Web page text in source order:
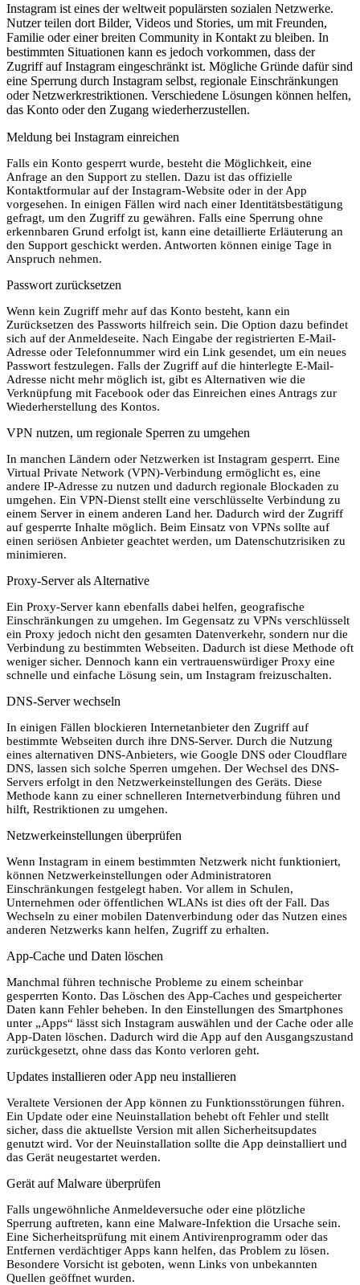
Instagram ist eines der weltweit populärsten sozialen Netzwerke.
Nutzer teilen dort Bilder, Videos und Stories, um mit Freunden,
Familie oder einer breiten Community in Kontakt zu bleiben. In
bestimmten Situationen kann es jedoch vorkommen, dass der
Zugriff auf Instagram eingeschränkt ist. Mögliche Gründe dafür sind
eine Sperrung durch Instagram selbst, regionale Einschränkungen
oder Netzwerkrestriktionen. Verschiedene Lösungen können helfen,
das Konto oder den Zugang wiederherzustellen.
Meldung bei Instagram einreichen
Falls ein Konto gesperrt wurde, besteht die Möglichkeit, eine
Anfrage an den Support zu stellen. Dazu ist das offizielle
Kontaktformular auf der Instagram-Website oder in der App
vorgesehen. In einigen Fällen wird nach einer Identitätsbestätigung
gefragt, um den Zugriff zu gewähren. Falls eine Sperrung ohne
erkennbaren Grund erfolgt ist, kann eine detaillierte Erläuterung an
den Support geschickt werden. Antworten können einige Tage in
Anspruch nehmen.
Passwort zurücksetzen
Wenn kein Zugriff mehr auf das Konto besteht, kann ein
Zurücksetzen des Passworts hilfreich sein. Die Option dazu befindet
sich auf der Anmeldeseite. Nach Eingabe der registrierten E-Mail-
Adresse oder Telefonnummer wird ein Link gesendet, um ein neues
Passwort festzulegen. Falls der Zugriff auf die hinterlegte E-Mail-
Adresse nicht mehr möglich ist, gibt es Alternativen wie die
Verknüpfung mit Facebook oder das Einreichen eines Antrags zur
Wiederherstellung des Kontos.
VPN nutzen, um regionale Sperren zu umgehen
In manchen Ländern oder Netzwerken ist Instagram gesperrt. Eine
Virtual Private Network (VPN)-Verbindung ermöglicht es, eine
andere IP-Adresse zu nutzen und dadurch regionale Blockaden zu
umgehen. Ein VPN-Dienst stellt eine verschlüsselte Verbindung zu
einem Server in einem anderen Land her. Dadurch wird der Zugriff
auf gesperrte Inhalte möglich. Beim Einsatz von VPNs sollte auf
einen seriösen Anbieter geachtet werden, um Datenschutzrisiken zu
minimieren.
Proxy-Server als Alternative
Ein Proxy-Server kann ebenfalls dabei helfen, geografische
Einschränkungen zu umgehen. Im Gegensatz zu VPNs verschlüsselt
ein Proxy jedoch nicht den gesamten Datenverkehr, sondern nur die
Verbindung zu bestimmten Webseiten. Dadurch ist diese Methode oft
weniger sicher. Dennoch kann ein vertrauenswürdiger Proxy eine
schnelle und einfache Lösung sein, um Instagram freizuschalten.
DNS-Server wechseln
In einigen Fällen blockieren Internetanbieter den Zugriff auf
bestimmte Webseiten durch ihre DNS-Server. Durch die Nutzung
eines alternativen DNS-Anbieters, wie Google DNS oder Cloudflare
DNS, lassen sich solche Sperren umgehen. Der Wechsel des DNS-
Servers erfolgt in den Netzwerkeinstellungen des Geräts. Diese
Methode kann zu einer schnelleren Internetverbindung führen und
hilft, Restriktionen zu umgehen.
Netzwerkeinstellungen überprüfen
Wenn Instagram in einem bestimmten Netzwerk nicht funktioniert,
können Netzwerkeinstellungen oder Administratoren
Einschränkungen festgelegt haben. Vor allem in Schulen,
Unternehmen oder öffentlichen WLANs ist dies oft der Fall. Das
Wechseln zu einer mobilen Datenverbindung oder das Nutzen eines
anderen Netzwerks kann helfen, Zugriff zu erhalten.
App-Cache und Daten löschen
Manchmal führen technische Probleme zu einem scheinbar
gesperrten Konto. Das Löschen des App-Caches und gespeicherter
Daten kann Fehler beheben. In den Einstellungen des Smartphones
unter „Apps“ lässt sich Instagram auswählen und der Cache oder alle
App-Daten löschen. Dadurch wird die App auf den Ausgangszustand
zurückgesetzt, ohne dass das Konto verloren geht.
Updates installieren oder App neu installieren
Veraltete Versionen der App können zu Funktionsstörungen führen.
Ein Update oder eine Neuinstallation behebt oft Fehler und stellt
sicher, dass die aktuellste Version mit allen Sicherheitsupdates
genutzt wird. Vor der Neuinstallation sollte die App deinstalliert und
das Gerät neugestartet werden.
Gerät auf Malware überprüfen
Falls ungewöhnliche Anmeldeversuche oder eine plötzliche
Sperrung auftreten, kann eine Malware-Infektion die Ursache sein.
Eine Sicherheitsprüfung mit einem Antivirenprogramm oder das
Entfernen verdächtiger Apps kann helfen, das Problem zu lösen.
Besondere Vorsicht ist geboten, wenn Links von unbekannten
Quellen geöffnet wurden.